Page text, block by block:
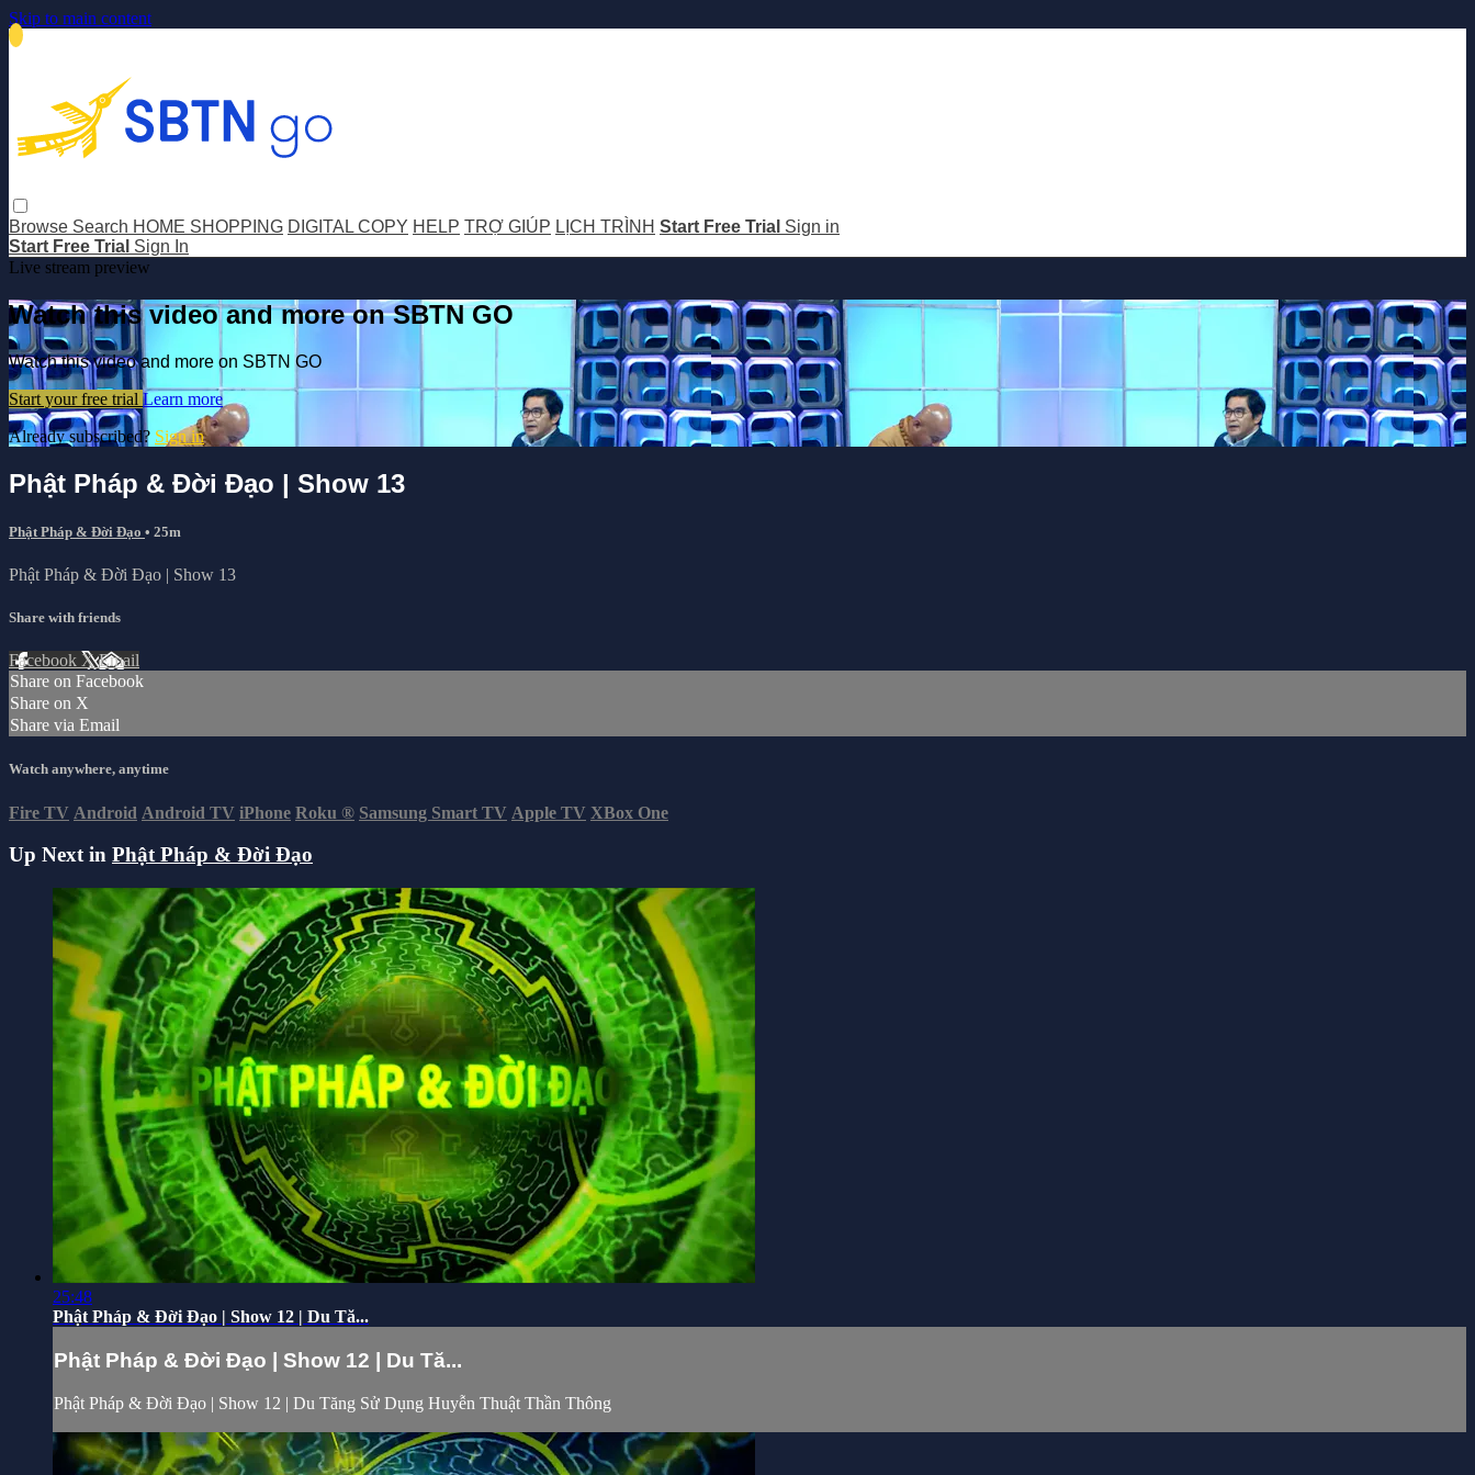
Skip to main content
Browse Search HOME SHOPPING DIGITAL COPY HELP TRỢ GIÚP LỊCH TRÌNH Start Free Trial Sign in
Start Free Trial Sign In
Live stream preview
Watch this video and more on SBTN GO
Watch this video and more on SBTN GO
Start your free trial Learn more
Already subscribed? Sign in
Phật Pháp & Đời Đạo | Show 13
Phật Pháp & Đời Đạo • 25m
Phật Pháp & Đời Đạo | Show 13
Share with friends
Facebook XEmail
Share on Facebook
Share on X
Share via Email
Watch anywhere, anytime
Fire TV Android Android TV iPhone Roku ® Samsung Smart TV Apple TV XBox One
Up Next in Phật Pháp & Đời Đạo
25:48
Phật Pháp & Đời Đạo | Show 12 | Du Tă...
Phật Pháp & Đời Đạo | Show 12 | Du Tă...
Phật Pháp & Đời Đạo | Show 12 | Du Tăng Sử Dụng Huyễn Thuật Thần Thông